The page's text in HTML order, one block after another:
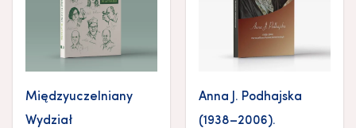
Międzyuczelniany
Wydział
Anna J. Podhajska
(1938–2006).